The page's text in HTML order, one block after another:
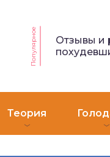
Популярное
Отзывы и
Теория